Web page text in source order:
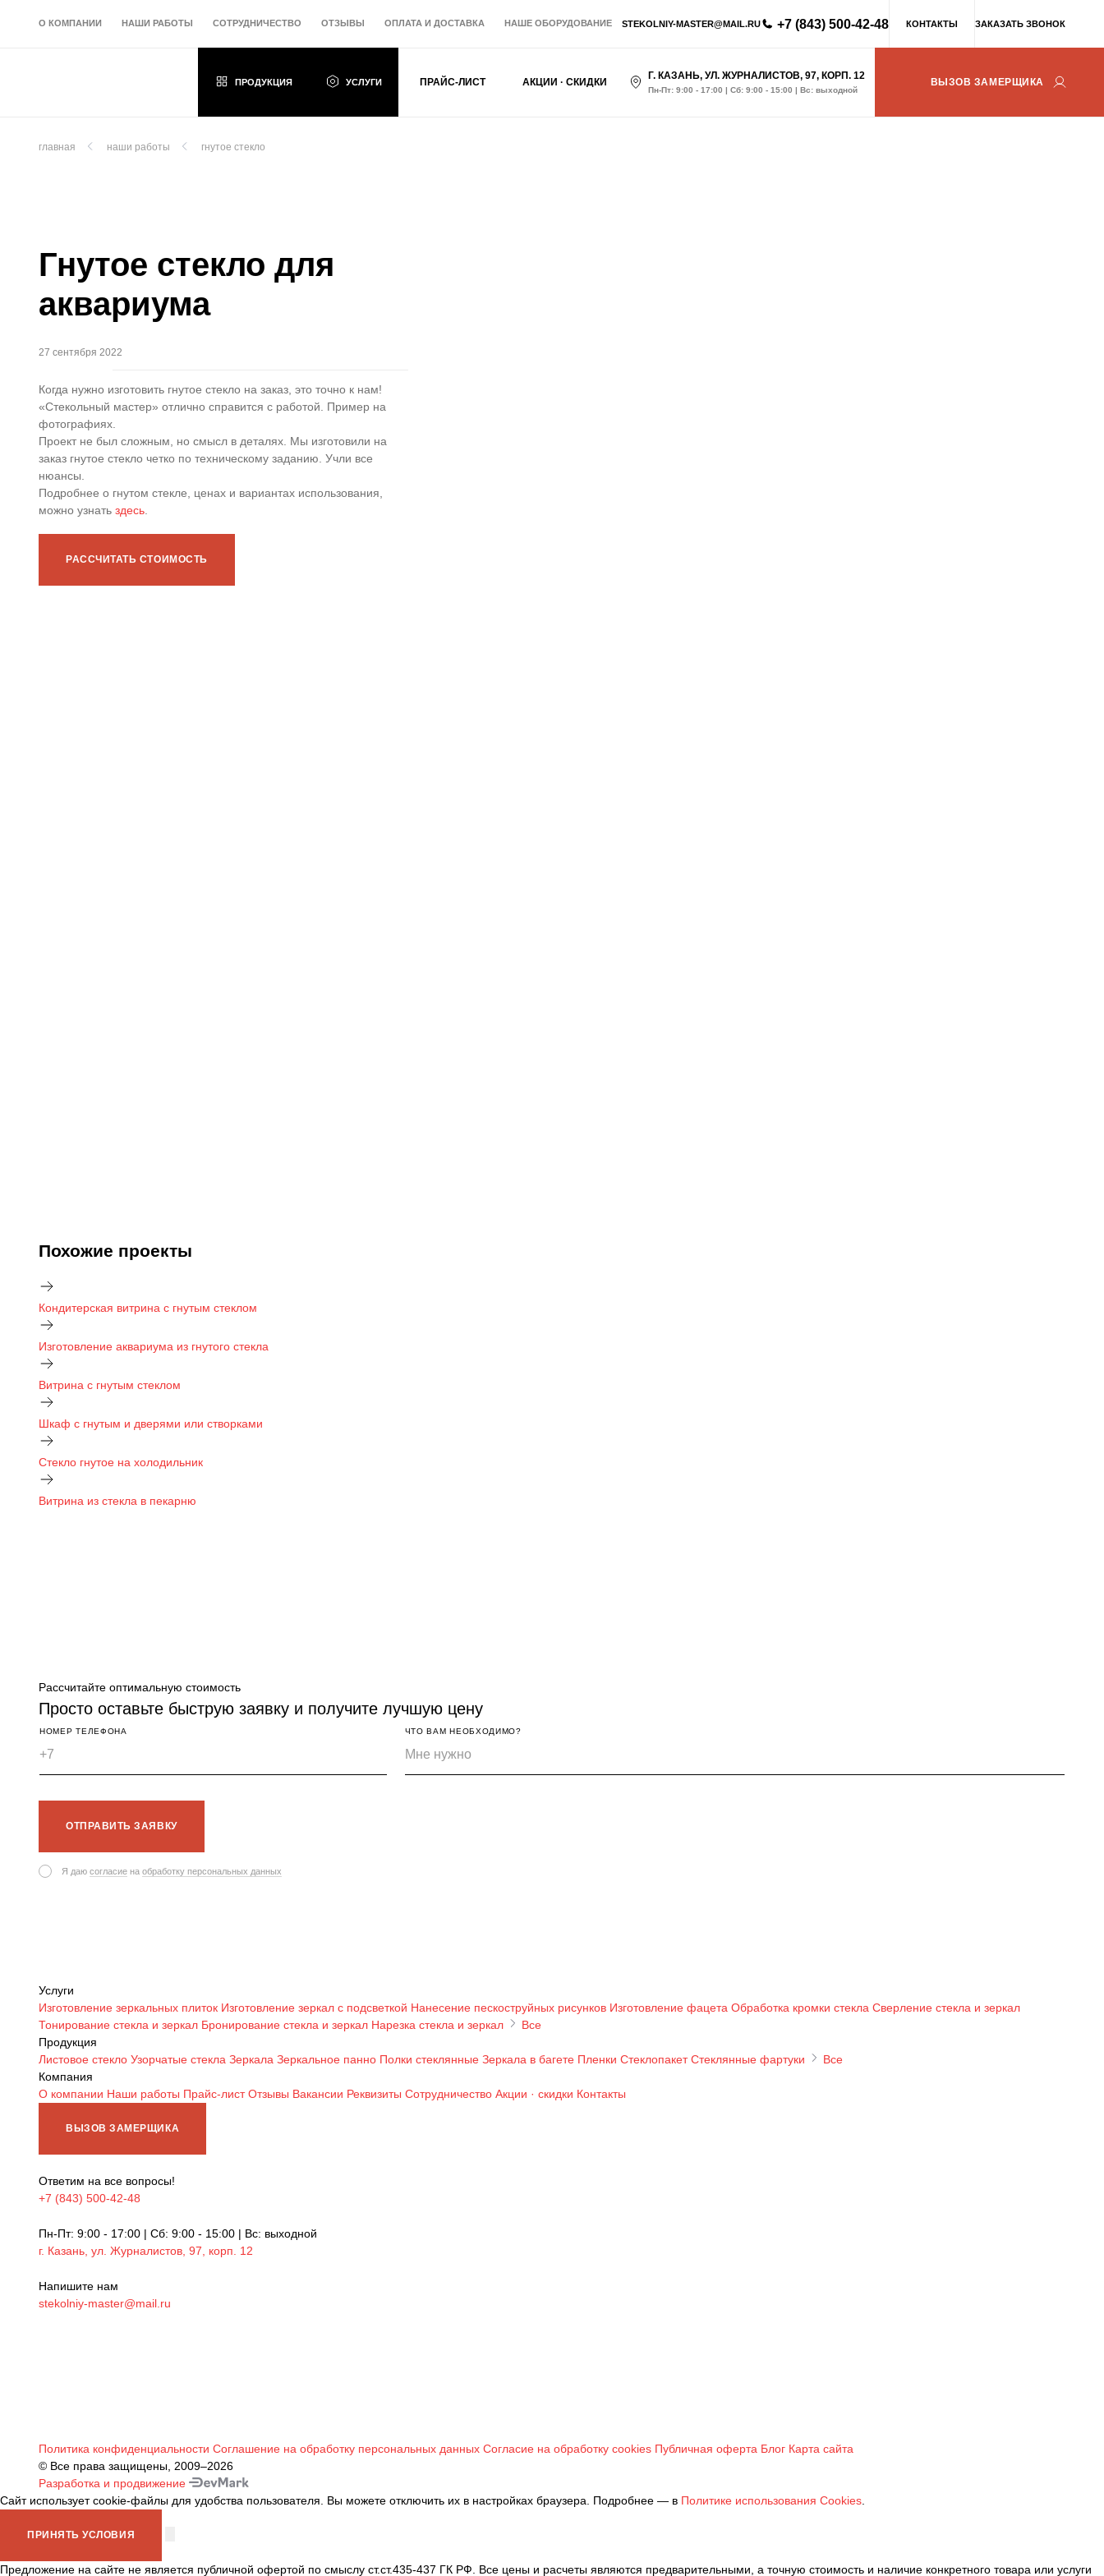
О КОМПАНИИ НАШИ РАБОТЫ СОТРУДНИЧЕСТВО ОТЗЫВЫ ОПЛАТА И ДОСТАВКА НАШЕ ОБОРУДОВАНИЕ STEKOLNIY-MASTER@MAIL.RU +7 (843) 500-42-48 КОНТАКТЫ ЗАКАЗАТЬ ЗВОНОК
ПРОДУКЦИЯ УСЛУГИ ПРАЙС-ЛИСТ АКЦИИ · СКИДКИ
Г. КАЗАНЬ, УЛ. ЖУРНАЛИСТОВ, 97, КОРП. 12
Пн-Пт: 9:00 - 17:00 | Сб: 9:00 - 15:00 | Вс: выходной
ВЫЗОВ ЗАМЕРЩИКА
главная наши работы гнутое стекло
Гнутое стекло для
аквариума
27 сентября 2022
Когда нужно изготовить гнутое стекло на заказ, это точно к нам!
«Стекольный мастер» отлично справится с работой. Пример на
фотографиях.
Проект не был сложным, но смысл в деталях. Мы изготовили на
заказ гнутое стекло четко по техническому заданию. Учли все
нюансы.
Подробнее о гнутом стекле, ценах и вариантах использования,
можно узнать здесь
РАССЧИТАТЬ СТОИМОСТЬ
Похожие проекты
Кондитерская витрина с гнутым стеклом
Изготовление аквариума из гнутого стекла
Витрина с гнутым стеклом
Шкаф с гнутым и дверями или створками
Стекло гнутое на холодильник
Витрина из стекла в пекарню
Рассчитайте оптимальную стоимость
Просто оставьте быструю заявку и получите лучшую цену
НОМЕР ТЕЛЕФОНА ЧТО ВАМ НЕОБХОДИМО?
ОТПРАВИТЬ ЗАЯВКУ
Я даю согласие на обработку персональных данных
Услуги
Изготовление зеркальных плиток Изготовление зеркал с подсветкой Нанесение пескоструйных рисунков Изготовление фацета Обработка кромки стекла Сверление стекла и зеркал
Тонирование стекла и зеркал Бронирование стекла и зеркал Нарезка стекла и зеркал
Все
Продукция
Листовое стекло Узорчатые стекла Зеркала Зеркальное панно Полки стеклянные Зеркала в багете Пленки Стеклопакет Стеклянные фартуки
Все
Компания
О компании Наши работы Прайс-лист Отзывы Вакансии Реквизиты Сотрудничество Акции · скидки Контакты
ВЫЗОВ ЗАМЕРЩИКА
Ответим на все вопросы!
+7 (843) 500-42-48
Пн-Пт: 9:00 - 17:00 | Сб: 9:00 - 15:00 | Вс: выходной
г. Казань, ул. Журналистов, 97, корп. 12
Напишите нам
stekolniy-master@mail.ru
Политика конфиденциальности Соглашение на обработку персональных данных Согласие на обработку cookies Публичная оферта Блог Карта сайта
© Все права защищены, 2009–2026
Разработка и продвижение
Сайт использует cookie-файлы для удобства пользователя. Вы можете отключить их в настройках браузера. Подробнее — в Политике использования Cookies
ПРИНЯТЬ УСЛОВИЯ
Предложение на сайте не является публичной офертой по смыслу ст.ст.435-437 ГК РФ. Все цены и расчеты являются предварительными, а точную стоимость и наличие конкретного товара или услуги